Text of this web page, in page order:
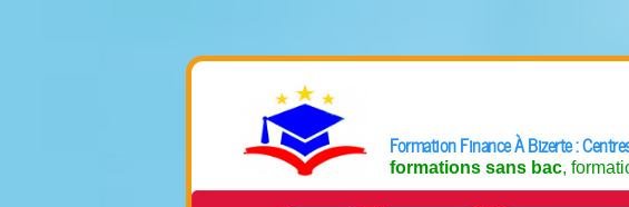
Formation Finance À Bizerte :
formations sans bac,